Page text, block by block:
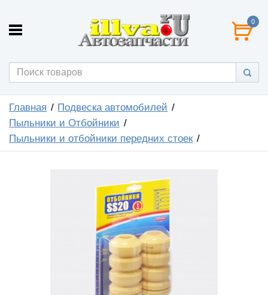
0
Главная
Подвеска автомобилей
Пыльники и Отбойники
Пыльники и отбойники передних стоек